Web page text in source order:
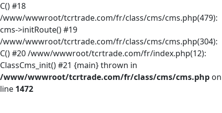
C() #18
/www/wwwroot/tcrtrade.com/fr/class/cms/cms.php(479):
cms->initRoute() #19
/www/wwwroot/tcrtrade.com/fr/class/cms/cms.php(304):
C() #20 /www/wwwroot/tcrtrade.com/fr/index.php(12):
ClassCms_init() #21 {main} thrown in
/www/wwwroot/tcrtrade.com/fr/class/cms/cms.php on
line 1472